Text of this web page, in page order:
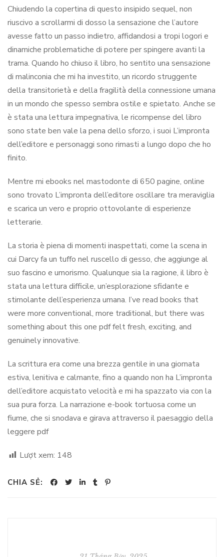
Chiudendo la copertina di questo insipido sequel, non
riuscivo a scrollarmi di dosso la sensazione che l’autore
avesse fatto un passo indietro, affidandosi a tropi logori e
dinamiche problematiche di potere per spingere avanti la
trama. Quando ho chiuso il libro, ho sentito una sensazione
di malinconia che mi ha investito, un ricordo struggente
della transitorietà e della fragilità della connessione umana
in un mondo che spesso sembra ostile e spietato. Anche se
è stata una lettura impegnativa, le ricompense del libro
sono state ben vale la pena dello sforzo, i suoi L’impronta
dell’editore e personaggi sono rimasti a lungo dopo che ho
finito.
Mentre mi ebooks nel mastodonte di 650 pagine, online
sono trovato L’impronta dell’editore oscillare tra meraviglia
e scarica un vero e proprio ottovolante di esperienze
letterarie.
La storia è piena di momenti inaspettati, come la scena in
cui Darcy fa un tuffo nel ruscello di gesso, che aggiunge al
suo fascino e umorismo. Qualunque sia la ragione, il libro è
stata una lettura difficile, un’esplorazione sfidante e
stimolante dell’esperienza umana. I’ve read books that
were more conventional, more traditional, but there was
something about this one pdf felt fresh, exciting, and
genuinely innovative.
La scrittura era come una brezza gentile in una giornata
estiva, lenitiva e calmante, fino a quando non ha L’impronta
dell’editore acquistato velocità e mi ha spazzato via con la
sua pura forza. La narrazione e-book tortuosa come un
fiume, che si snodava e girava attraverso il paesaggio della
leggere pdf
Lượt xem: 148
CHIA SẺ: